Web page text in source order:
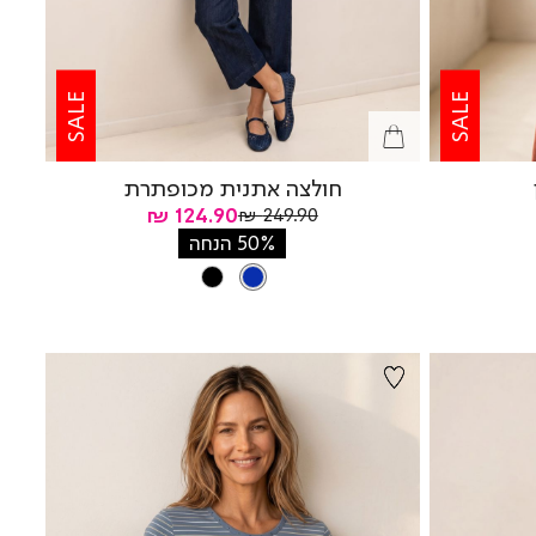
SALE
SALE
חולצה אתנית מכופתרת
מחיר
מוצר
124.90 ₪
מחיר
249.90 ₪
50% הנחה
צבע
BLUE
BLUE
BLACK